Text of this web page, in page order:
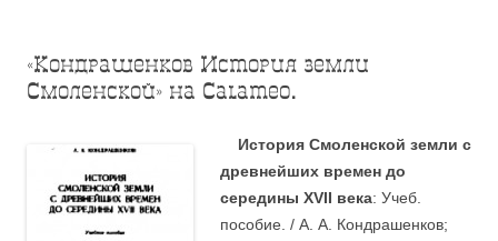
«Кондрашенков История земли
Смоленской» на Calameo.
История Смоленской земли с
древнейших времен до
середины XVII века: Учеб.
пособие. / А. А. Кондрашенков;